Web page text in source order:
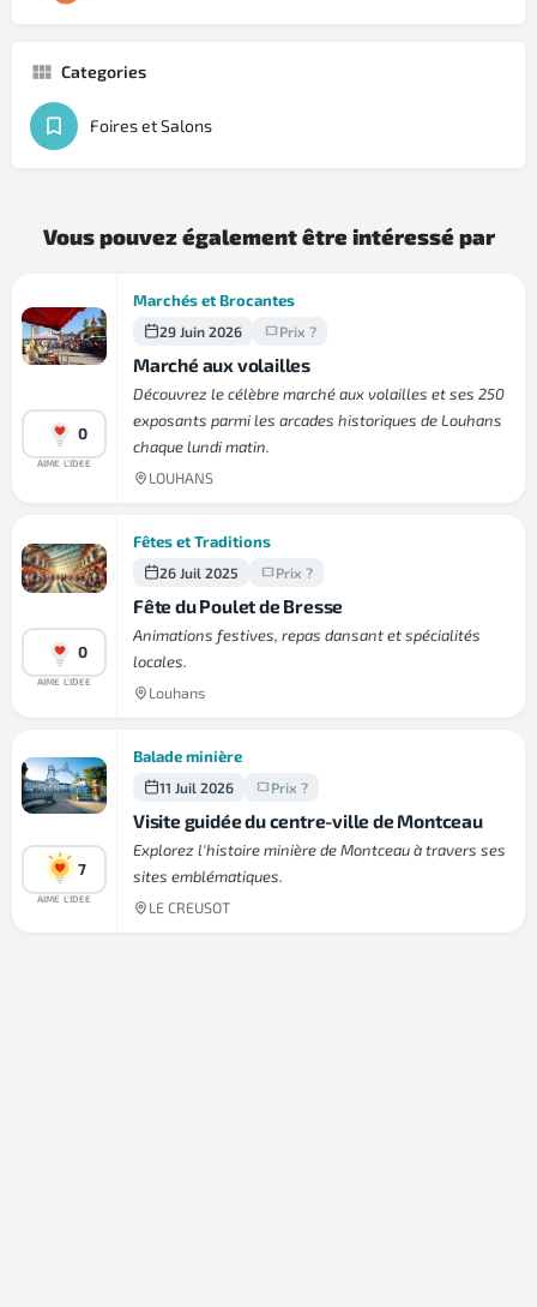
Categories
Foires et Salons
Vous pouvez également être intéressé par
0
AIME L'IDEE
Marchés et Brocantes
29 Juin 2026 Prix ?
Marché aux volailles
Découvrez le célèbre marché aux volailles et ses 250
exposants parmi les arcades historiques de Louhans
chaque lundi matin.
LOUHANS
0
AIME L'IDEE
Fêtes et Traditions
26 Juil 2025 Prix ?
Fête du Poulet de Bresse
Animations festives, repas dansant et spécialités
locales.
Louhans
7
AIME L'IDEE
Balade minière
11 Juil 2026 Prix ?
Visite guidée du centre-ville de Montceau
Explorez l'histoire minière de Montceau à travers ses
sites emblématiques.
LE CREUSOT